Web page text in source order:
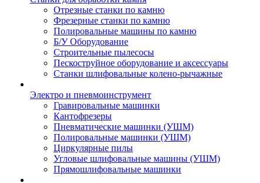
Отрезные станки по камню
Фрезерные станки по камню
Полировальные машины по камню
Б/У Оборудование
Строительные пылесосы
Пескоструйное оборудование и аксессуары
Станки шлифовальные колено-рычажные
Электро и пневмоинструмент
Гравировальные машинки
Кантофрезеры
Пневматические машинки (УШМ)
Полировальные машинки (УШМ)
Циркулярные пилы
Угловые шлифовальные машины (УШМ)
Прямошлифовальные машинки